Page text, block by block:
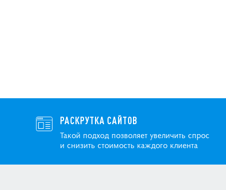
РАСКРУТКА САЙТОВ
Такой подход позволяет увеличить спрос
и снизить стоимость каждого клиента